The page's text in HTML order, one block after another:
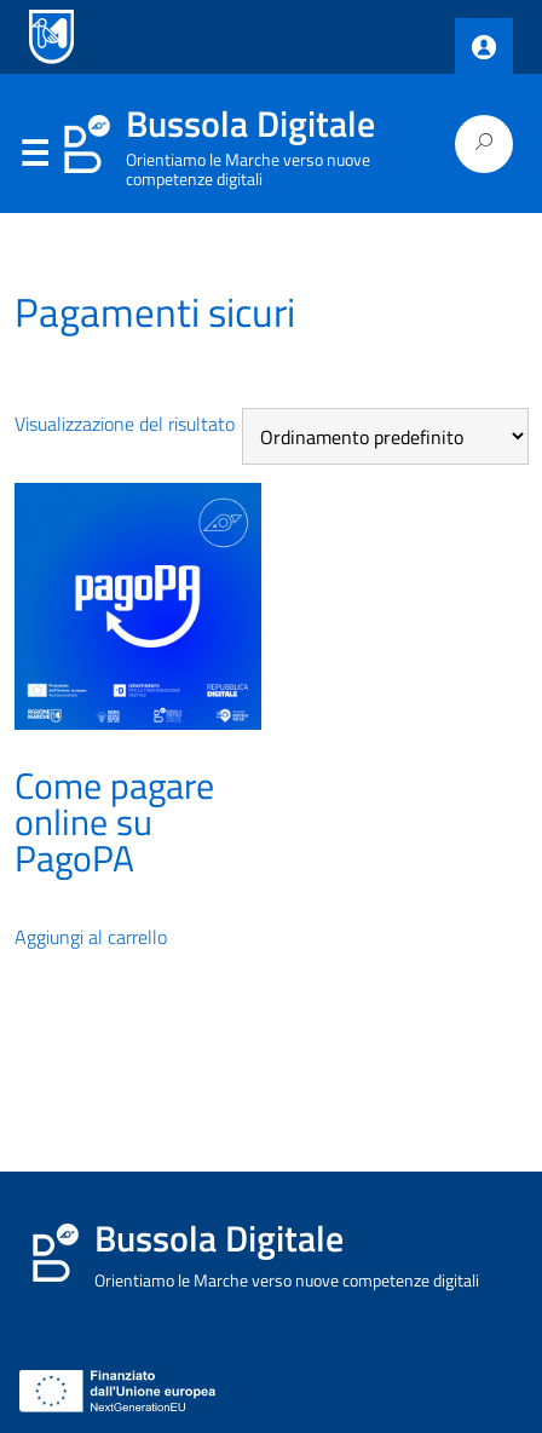
Bussola Digitale
Orientiamo le Marche verso nuove
competenze digitali
Pagamenti sicuri
Visualizzazione del risultato
Come pagare
online su
PagoPA
Aggiungi al carrello
Bussola Digitale
Orientiamo le Marche verso nuove competenze digitali